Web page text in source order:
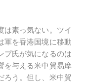
は素っ気ない。ツイ
軍を香港国境に移動
プ氏が気になるのは
を与える米中貿易摩
ろう。但し、米中貿